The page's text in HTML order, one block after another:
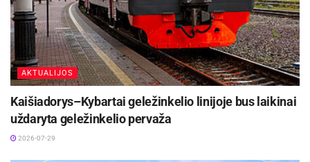
AKTUALIJOS
Kaišiadorys–Kybartai geležinkelio linijoje bus laikinai
uždaryta geležinkelio pervaža
2026-07-29